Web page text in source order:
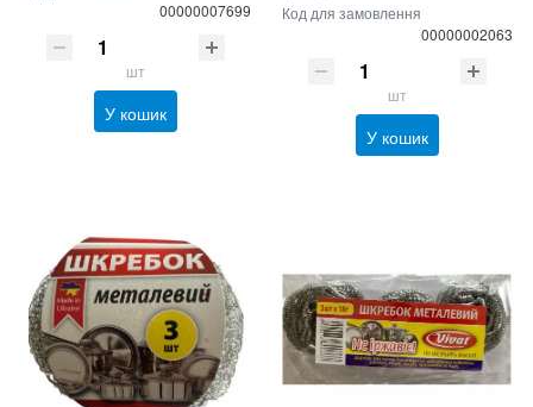
00000007699
шт
У кошик
Код для замовлення
00000002063
шт
У кошик